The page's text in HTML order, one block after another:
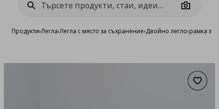
Camera
Продукти›Легла›Легла с място за съхранение›Двойно легло›рамка за